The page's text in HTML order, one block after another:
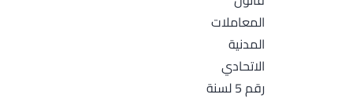
المعاملات
المدنية
الاتحادي
رقم 5 لسنة